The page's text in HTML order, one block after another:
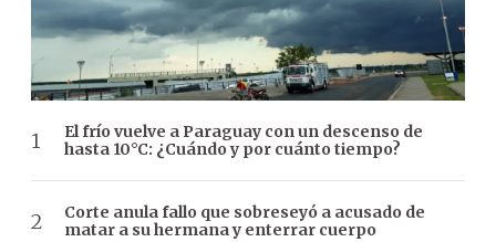
El frío vuelve a Paraguay con un descenso de
hasta 10°C: ¿Cuándo y por cuánto tiempo?
Corte anula fallo que sobreseyó a acusado de
matar a su hermana y enterrar cuerpo